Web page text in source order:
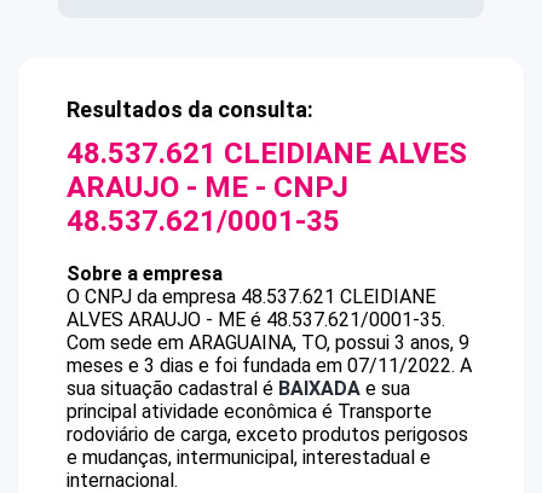
Resultados da consulta:
48.537.621 CLEIDIANE ALVES
ARAUJO - ME - CNPJ
48.537.621/0001-35
Sobre a empresa
O CNPJ da empresa 48.537.621 CLEIDIANE
ALVES ARAUJO - ME é 48.537.621/0001-35.
Com sede em ARAGUAINA, TO, possui 3 anos, 9
meses e 3 dias e foi fundada em 07/11/2022. A
sua situação cadastral é BAIXADA e sua
principal atividade econômica é Transporte
rodoviário de carga, exceto produtos perigosos
e mudanças, intermunicipal, interestadual e
internacional.